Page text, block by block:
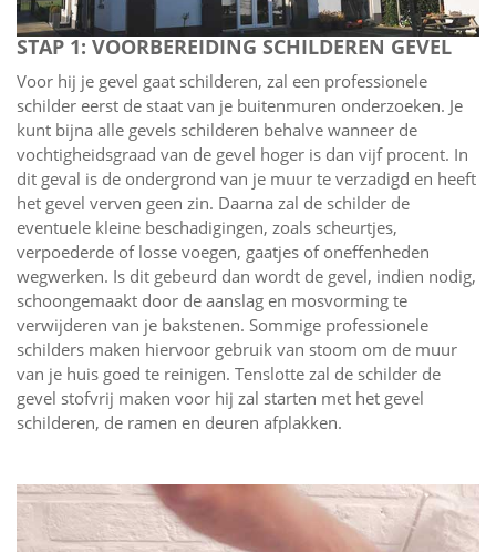
STAP 1: VOORBEREIDING SCHILDEREN GEVEL
Voor hij je gevel gaat schilderen, zal een professionele
schilder eerst de staat van je buitenmuren onderzoeken. Je
kunt bijna alle gevels schilderen behalve wanneer de
vochtigheidsgraad van de gevel hoger is dan vijf procent. In
dit geval is de ondergrond van je muur te verzadigd en heeft
het gevel verven geen zin. Daarna zal de schilder de
eventuele kleine beschadigingen, zoals scheurtjes,
verpoederde of losse voegen, gaatjes of oneffenheden
wegwerken. Is dit gebeurd dan wordt de gevel, indien nodig,
schoongemaakt door de aanslag en mosvorming te
verwijderen van je bakstenen. Sommige professionele
schilders maken hiervoor gebruik van stoom om de muur
van je huis goed te reinigen. Tenslotte zal de schilder de
gevel stofvrij maken voor hij zal starten met het gevel
schilderen, de ramen en deuren afplakken.